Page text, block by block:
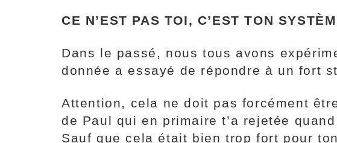
CE N’EST PAS TOI, C’EST TON
Dans le passé, nous tous avons
donnée a essayé de répondre à un fort
Attention, cela ne doit pas forcément
de Paul qui en primaire t’a rejetée
Sauf que cela était bien trop fort pour